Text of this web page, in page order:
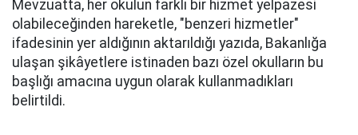
Mevzuatta, her okulun farklı bir hizmet yelpazesi
olabileceğinden hareketle, "benzeri hizmetler"
ifadesinin yer aldığının aktarıldığı yazıda, Bakanlığa
ulaşan şikâyetlere istinaden bazı özel okulların bu
başlığı amacına uygun olarak kullanmadıkları
belirtildi.